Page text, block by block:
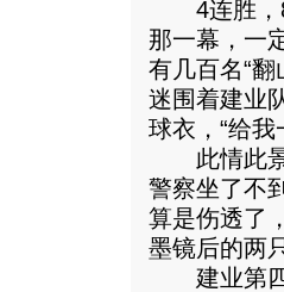
4连胜，8
那一幕，一
有几百名“
迷围着建业
球衣，“给
此情此景
警察坐了不
算是伤透了
墨镜后的两
建业第四